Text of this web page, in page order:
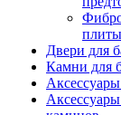
плиты
Двери для
Камни для